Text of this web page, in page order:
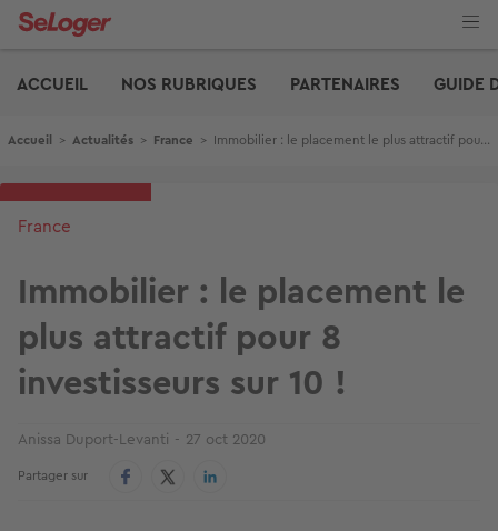
Aller
ACCUEIL
NOS RUBRIQUES PARTENAIRES GUIDE
Fil d'Ariane
Accueil > Actualités > France > Immobilier : le placement le plus attractif pour 8 investisseurs sur 10 !
France
Immobilier : le placement le
plus attractif pour 8
investisseurs sur 10 !
Anissa Duport-Levanti 27 oct 2020
Partager sur